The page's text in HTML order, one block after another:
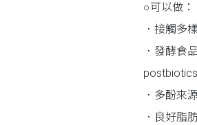
○可以做：
．接觸多
．發酵食
．多酚來
．良好脂